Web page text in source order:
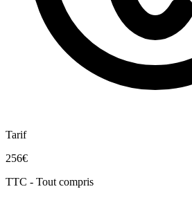
Tarif
256€
TTC - Tout compris